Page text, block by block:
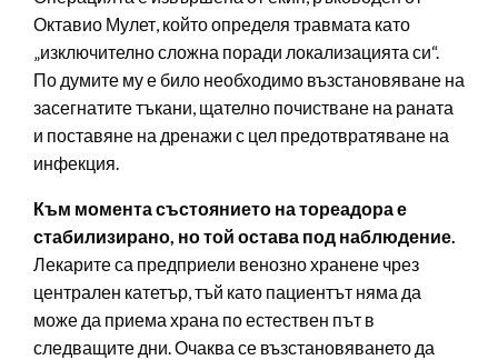
Октавио Мулет, който определя травмата като
„изключително сложна поради локализацията си“.
По думите му е било необходимо възстановяване на
засегнатите тъкани, щателно почистване на раната
и поставяне на дренажи с цел предотвратяване на
инфекция.
Към момента състоянието на тореадора е
стабилизирано, но той остава под наблюдение.
Лекарите са предприели венозно хранене чрез
централен катетър, тъй като пациентът няма да
може да приема храна по естествен път в
следващите дни. Очаква се възстановяването да